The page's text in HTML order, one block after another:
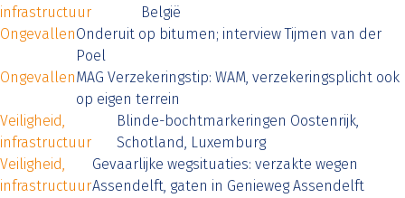
infrastructuur
België
OngevallenOnderuit op bitumen; interview Tijmen van der
Poel
OngevallenMAG Verzekeringstip: WAM, verzekeringsplicht ook
op eigen terrein
Veiligheid,
infrastructuur
Blinde-bochtmarkeringen Oostenrijk,
Schotland, Luxemburg
Veiligheid,
infrastructuur
Gevaarlijke wegsituaties: verzakte wegen
Assendelft, gaten in Genieweg Assendelft